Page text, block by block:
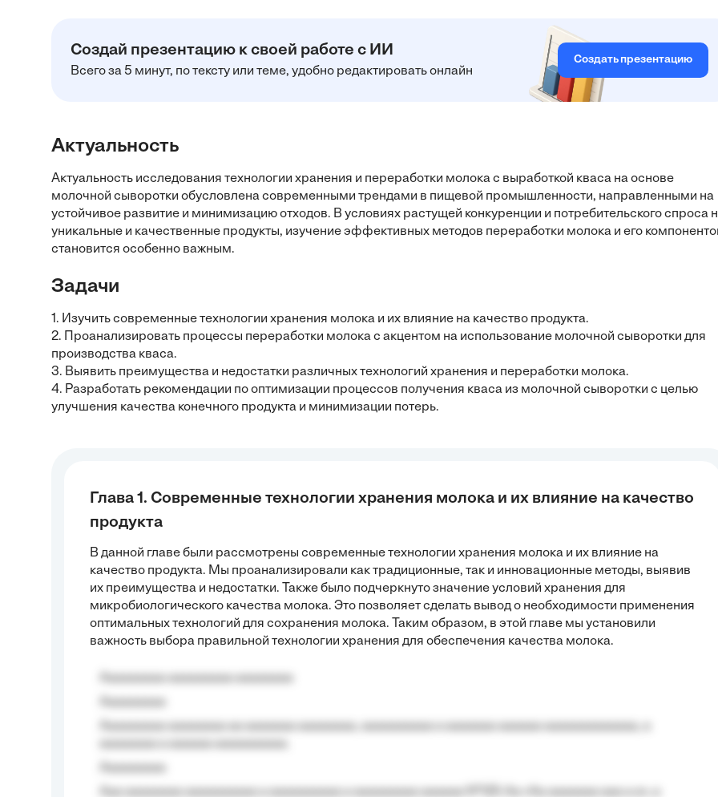
Создай презентацию к своей работе с ИИ
Всего за 5 минут, по тексту или теме, удобно редактировать онлайн
Создать презентацию
Актуальность
Актуальность исследования технологии хранения и переработки молока с выработкой кваса на основе
молочной сыворотки обусловлена современными трендами в пищевой промышленности, направленными на
устойчивое развитие и минимизацию отходов. В условиях растущей конкуренции и потребительского спроса
уникальные и качественные продукты, изучение эффективных методов переработки молока и его
становится особенно важным.
Задачи
1. Изучить современные технологии хранения молока и их влияние на качество продукта.
2. Проанализировать процессы переработки молока с акцентом на использование молочной сыворотки для
производства кваса.
3. Выявить преимущества и недостатки различных технологий хранения и переработки молока.
4. Разработать рекомендации по оптимизации процессов получения кваса из молочной сыворотки с целью
улучшения качества конечного продукта и минимизации потерь.
Глава 1. Современные технологии хранения молока и их влияние на качество
продукта
В данной главе были рассмотрены современные технологии хранения молока и их влияние на
качество продукта. Мы проанализировали как традиционные, так и инновационные методы, выявив
их преимущества и недостатки. Также было подчеркнуто значение условий хранения для
микробиологического качества молока. Это позволяет сделать вывод о необходимости применения
оптимальных технологий для сохранения молока. Таким образом, в этой главе мы установили
важность выбора правильной технологии хранения для обеспечения качества молока.